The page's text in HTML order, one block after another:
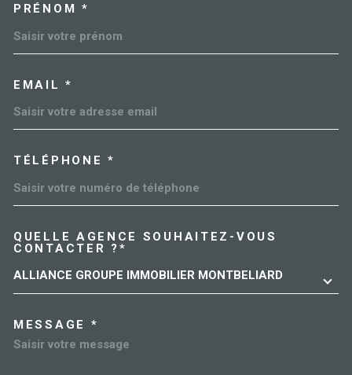
PRÉNOM *
EMAIL *
TÉLÉPHONE *
QUELLE AGENCE SOUHAITEZ-VOUS
CONTACTER ?*
ALLIANCE GROUPE IMMOBILIER MONTBELIARD
MESSAGE *